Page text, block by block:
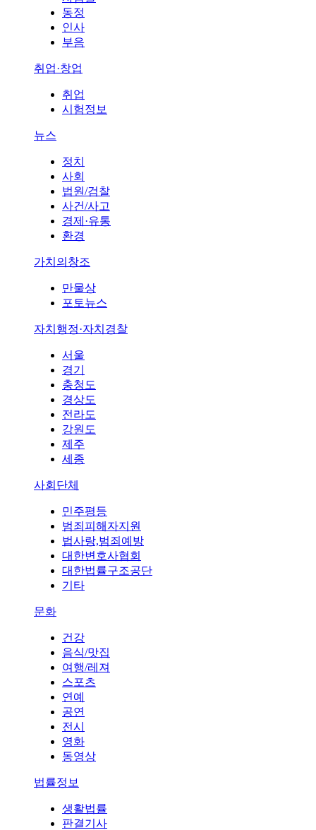
동정
인사
부음
취업·창업
취업
시험정보
뉴스
정치
사회
법원/검찰
사건/사고
경제·유통
환경
가치의창조
만물상
포토뉴스
자치행정·자치경찰
서울
경기
충청도
경상도
전라도
강원도
제주
세종
사회단체
민주평등
범죄피해자지원
법사랑,범죄예방
대한변호사협회
대한법률구조공단
기타
문화
건강
음식/맛집
여행/레져
스포츠
연예
공연
전시
영화
동영상
법률정보
생활법률
판결기사